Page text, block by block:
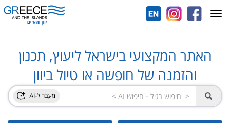
האתר המקצועי בישראל ליעוץ, תכנון
והזמנה של חופשה או טיול ביוון
Toggle
navigation